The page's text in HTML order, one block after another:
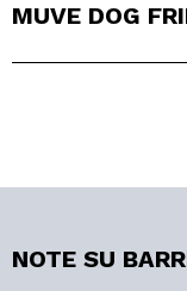
MUVE DOG
NOTE SU